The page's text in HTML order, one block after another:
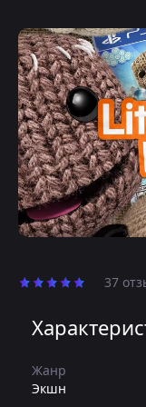
37
Жанр
Экшн